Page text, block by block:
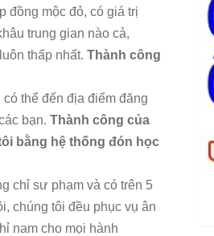
đồng mộc đỏ, có giá trị
trung gian nào cả,
thấp nhất.Thành công
thể đến địa điểm đăng
bạn.Thành công của
bằng hệ thống đón học
chỉ sư phạm và có trên 5
chúng tôi đều phục vụ ân
nam cho mọi hành